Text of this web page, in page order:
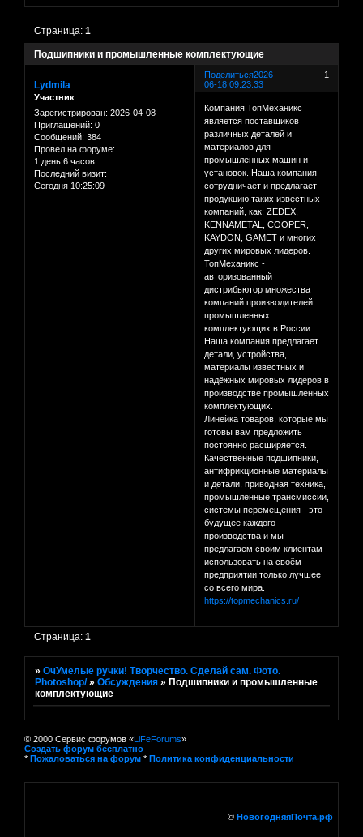
Подшипники и промышленные комплектующие
Страница:1
Поделиться 1
2026-
06-18 09:23:33
Lydmila
Участник
Зарегистрирован: 2026-04-08
Приглашений: 0
Сообщений: 384
Провел на форуме:
1 день 6 часов
Последний визит:
Сегодня 10:25:09
Компания ТопМеханикс
является поставщиков
различных деталей и
материалов для
промышленных машин и
установок. Наша компания
сотрудничает и предлагает
продукцию таких известных
компаний, как: ZEDEX,
KENNAMETAL, COOPER,
KAYDON, GAMET и многих
других мировых лидеров.
ТопМеханикс -
авторизованный
дистрибьютор множества
компаний производителей
промышленных
комплектующих в России.
Наша компания предлагает
детали, устройства,
материалы известных и
надёжных мировых лидеров в
производстве промышленных
комплектующих.
Линейка товаров, которые мы
готовы вам предложить
постоянно расширяется.
Качественные подшипники,
антифрикционные материалы
и детали, приводная техника,
промышленные трансмиссии,
системы перемещения - это
будущее каждого
производства и мы
предлагаем своим клиентам
использовать на своём
предприятии только лучшее
со всего мира.
https://topmechanics.ru/
Страница:1
»ОчУмелые ручки! Творчество. Сделай сам. Фото.
Photoshop/ »Обсуждения »Подшипники и промышленные
комплектующие
© 2000 Сервис форумов «LiFeForums»
Создать форум бесплатно
* Пожаловаться на форум * Политика конфиденциальности
© НовогодняяПочта.рф